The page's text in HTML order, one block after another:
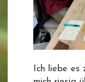
Ich liebe es